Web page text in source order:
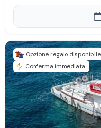
Opzione regalo disponibile
Conferma immediata